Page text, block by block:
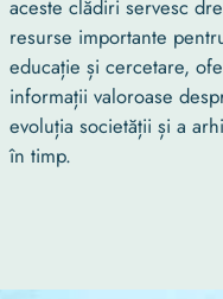
aceste clădiri servesc
resurse importante
educație și cercetare,
informații valoroase
evoluția societății și a
în timp.